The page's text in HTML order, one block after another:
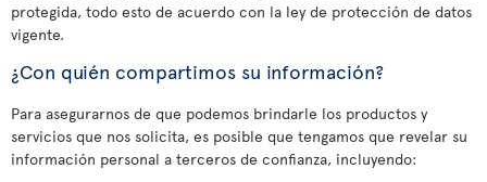
protegida, todo esto de acuerdo con la ley de protección de datos
vigente.
¿Con quién compartimos su información?
Para asegurarnos de que podemos brindarle los productos y
servicios que nos solicita, es posible que tengamos que revelar su
información personal a terceros de confianza, incluyendo: